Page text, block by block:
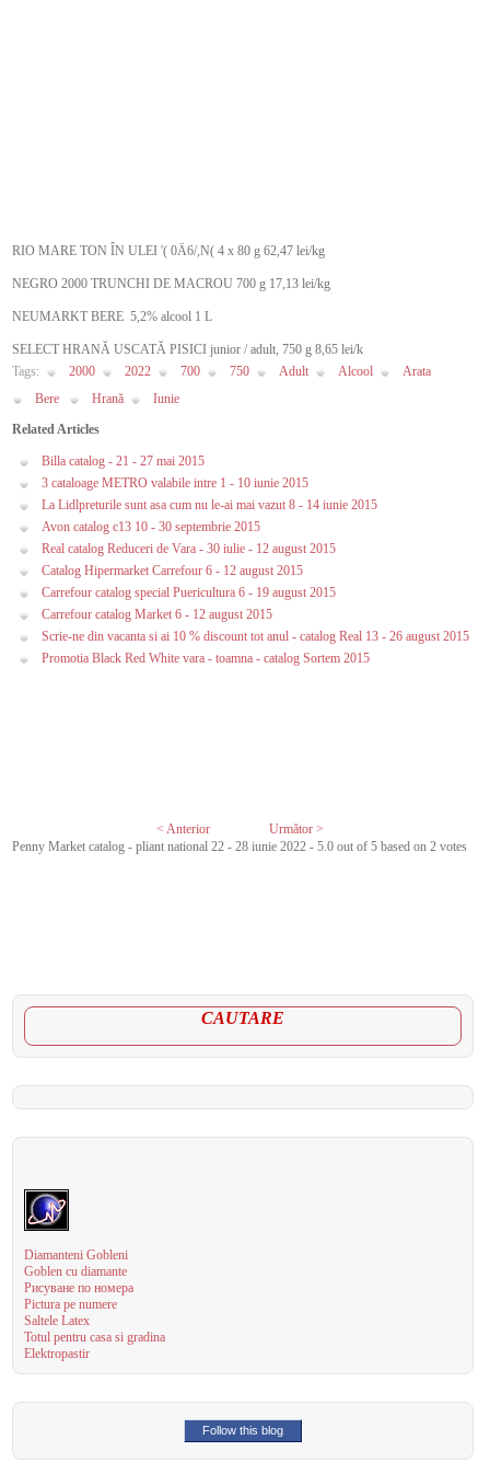
RIO MARE TON ÎN ULEI '( 0Ä6/,N( 4 x 80 g 62,47 lei/kg
NEGRO 2000 TRUNCHI DE MACROU 700 g 17,13 lei/kg
NEUMARKT BERE 5,2% alcool 1 L
SELECT HRANĂ USCATĂ PISICI junior / adult, 750 g 8,65 lei/k
Tags:
2000 2022 700 750 Adult Alcool
Arata
Bere
Hrană
Iunie
Related Articles
Billa catalog - 21 - 27 mai 2015
3 cataloage METRO valabile intre 1 - 10 iunie 2015
La Lidlpreturile sunt asa cum nu le-ai mai vazut 8 - 14 iunie 2015
Avon catalog c13 10 - 30 septembrie 2015
Real catalog Reduceri de Vara - 30 iulie - 12 august 2015
Catalog Hipermarket Carrefour 6 - 12 august 2015
Carrefour catalog special Puericultura 6 - 19 august 2015
Carrefour catalog Market 6 - 12 august 2015
Scrie-ne din vacanta si ai 10 % discount tot anul - catalog Real 13 - 26 august 2015
Promotia Black Red White vara - toamna - catalog Sortem 2015
< Anterior
Următor >
Penny Market catalog - pliant national 22 - 28 iunie 2022 -5.0 out of5 based on2 votes
CAUTARE
Diamanteni Gobleni
Goblen cu diamante
Рисуване по номера
Pictura pe numere
Saltele Latex
Totul pentru casa si gradina
Elektropastir
Follow this blog